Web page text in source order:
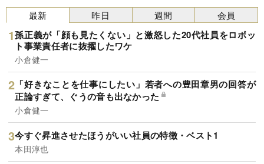
最新
孫正義が「顔も見たくない」と激怒した20代社員をロボッ
ト事業責任者に抜擢したワケ
小倉健一
「好きなことを仕事にしたい」若者への豊田章男の回答が
正論すぎて、ぐうの音も出なかった
小倉健一
今すぐ昇進させたほうがいい社員の特徴・ベスト1
本田淳也
昨日 週間 会員